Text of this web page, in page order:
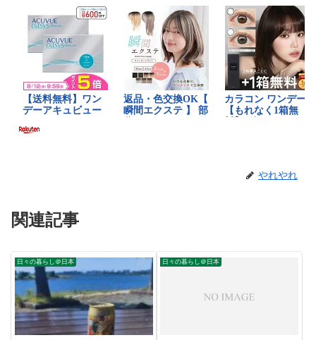
やれやれ
関連記事
日々の暮らし＠日本 日々の暮らし＠日本